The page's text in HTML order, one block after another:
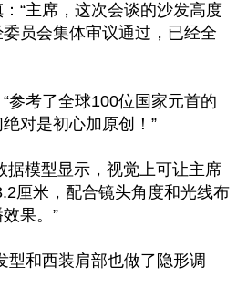
“主席，这次会谈的沙发高度
员会集体审议通过，已经全
参考了全球100位国家元首的
对是初心加原创！”
据模型显示，视觉上可让主席
厘米，配合镜头角度和光线布
果。”
型和西装肩部也做了隐形调